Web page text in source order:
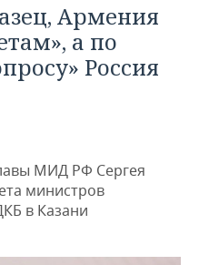
Армения
а по
Россия
МИД РФ Сергея
министров
в Казани